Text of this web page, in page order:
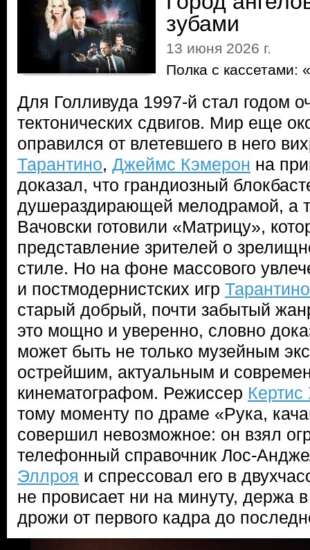
зубами
13 июня 2026 г.
Полка с кассетами:
Для Голливуда 1997-й стал годом
тектонических сдвигов. Мир еще
оправился от влетевшего в него
Тарантино, Джеймс Кэмерон на
доказал, что грандиозный
душераздирающей мелодрамой, а
Вачовски готовили «Матрицу»,
представление зрителей о
стиле. Но на фоне массового
и постмодернистских игр Тарантино
старый добрый, почти забытый
это мощно и уверенно, словно
может быть не только музейным
острейшим, актуальным и
кинематографом. Режиссер
тому моменту по драме «Рука,
совершил невозможное: он взял
телефонный справочник Лос-
Эллроя и спрессовал его в
не провисает ни на минуту, держа
дрожи от первого кадра до